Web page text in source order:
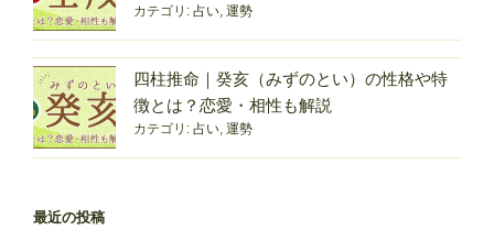
の
違
い・
運
勢・
相
名
カテゴリ: 占い, 運勢
四柱推命｜癸亥（みずのとい）の性格や特
徴とは？恋愛・相性も解説
カテゴリ: 占い, 運勢
最近の投稿